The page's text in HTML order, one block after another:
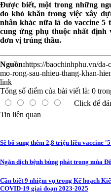
Được biết, một trong những
do khó khăn trong việc xây
nhân khác nữa là do vaccine 5
cung ứng phụ thuộc nhất định
đơn vị trúng thầu.
Nguồn:https://baochinhphu.vn/
mo-rong-sau-nhieu-thang-khan-
link
Tổng số điểm của bài viết là: 0
Click để
Tin liên quan
Sẽ bổ sung thêm 2,8 triệu liều vaccine
Ngăn dịch bệnh bùng phát trong mùa
Cần biết 9 nhiệm vụ trong Kế hoạch
COVID-19 giai đoạn 2023-2025